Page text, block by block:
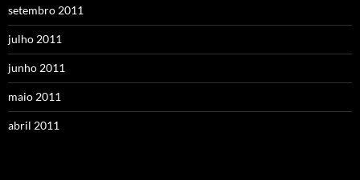
setembro 2011
julho 2011
junho 2011
maio 2011
abril 2011